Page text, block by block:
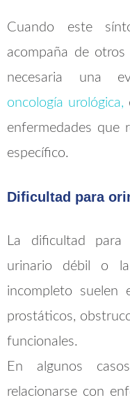
Cuando este
acompaña de
necesaria una
oncología urológica,
enfermedades que
específico.
Dificultad para
La dificultad
urinario débil o la
incompleto suelen
prostáticos,
funcionales.
En algunos
relacionarse con